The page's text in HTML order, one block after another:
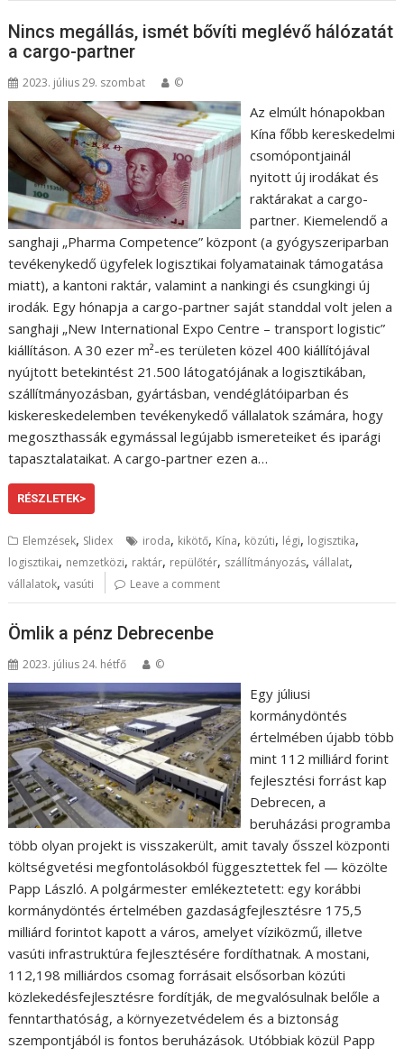
Nincs megállás, ismét bővíti meglévő hálózatát
a cargo-partner
2023. július 29. szombat ©
Az elmúlt hónapokban
Kína főbb kereskedelmi
csomópontjainál
nyitott új irodákat és
raktárakat a cargo-
partner. Kiemelendő a
sanghaji „Pharma Competence” központ (a gyógyszeriparban
tevékenykedő ügyfelek logisztikai folyamatainak támogatása
miatt), a kantoni raktár, valamint a nankingi és csungkingi új
irodák. Egy hónapja a cargo-partner saját standdal volt jelen a
sanghaji „New International Expo Centre – transport logistic”
kiállításon. A 30 ezer m²-es területen közel 400 kiállítójával
nyújtott betekintést 21.500 látogatójának a logisztikában,
szállítmányozásban, gyártásban, vendéglátóiparban és
kiskereskedelemben tevékenykedő vállalatok számára, hogy
megoszthassák egymással legújabb ismereteiket és iparági
tapasztalataikat. A cargo-partner ezen a…
RÉSZLETEK>
Elemzések, Slidex iroda, kikötő, Kína, közúti, légi, logisztika,
logisztikai, nemzetközi, raktár, repülőtér, szállítmányozás,vállalat,
vállalatok,vasúti Leave a comment
Ömlik a pénz Debrecenbe
2023. július 24. hétfő ©
Egy júliusi
kormánydöntés
értelmében újabb több
mint 112 milliárd forint
fejlesztési forrást kap
Debrecen, a
beruházási programba
több olyan projekt is visszakerült, amit tavaly ősszel központi
költségvetési megfontolásokból függesztettek fel — közölte
Papp László. A polgármester emlékeztetett: egy korábbi
kormánydöntés értelmében gazdaságfejlesztésre 175,5
milliárd forintot kapott a város, amelyet víziközmű, illetve
vasúti infrastruktúra fejlesztésére fordíthatnak. A mostani,
112,198 milliárdos csomag forrásait elsősorban közúti
közlekedésfejlesztésre fordítják, de megvalósulnak belőle a
fenntarthatóság, a környezetvédelem és a biztonság
szempontjából is fontos beruházások. Utóbbiak közül Papp